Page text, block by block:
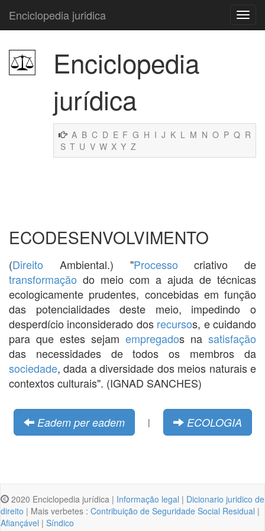
Enciclopedia juridica
Enciclopedia
jurídica
A B C D E F G H I J K L M N O P Q R
S T U V W X Y Z
ECODESENVOLVIMENTO
(Direito Ambiental.) "Processo criativo de
transformação do meio com a ajuda de técnicas
ecologicamente prudentes, concebidas em função
das potencialidades deste meio, impedindo o
desperdício inconsiderado dos recursos, e cuidando
para que estes sejam empregados na satisfação
das necessidades de todos os membros da
sociedade, dada a diversidade dos meios naturais e
contextos culturais". (IGNAD SANCHES)
Eadem per eadem | ECOLOGIA
2020 Enciclopedia jurídica | Informação legal | Dicionario juridico de
direito | Mais verbetes : Contribuição de Seguridade Social Residual |
Afiançável | Síndico